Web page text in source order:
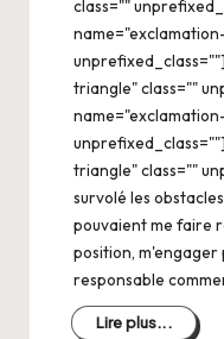
class=""
triangle" class=""
triangle" class=""
survolé les
pouvaient me faire
position, m'engager
responsable
Lire plus...